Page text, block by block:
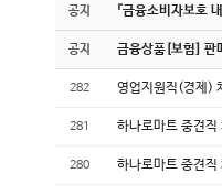
공지 『금융소비자보호
공지 금융상품[보험] 판
282 영업지원직(경제)
281 하나로마트 중견직
280 하나로마트 중견직